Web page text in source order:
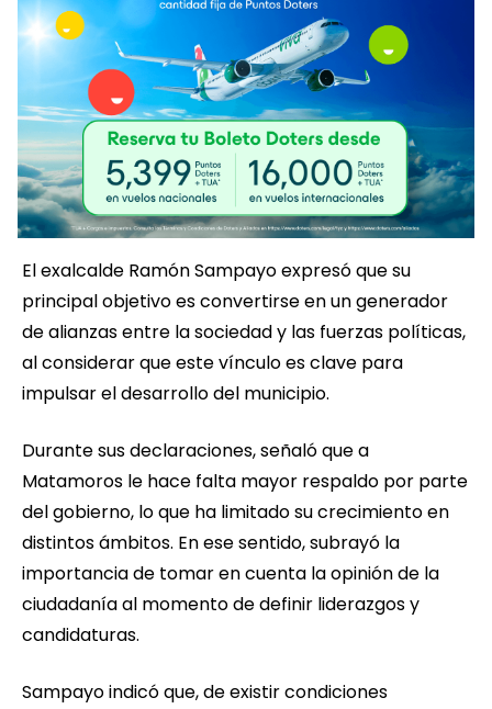
El exalcalde Ramón Sampayo expresó que su
principal objetivo es convertirse en un generador
de alianzas entre la sociedad y las fuerzas políticas,
al considerar que este vínculo es clave para
impulsar el desarrollo del municipio.
Durante sus declaraciones, señaló que a
Matamoros le hace falta mayor respaldo por parte
del gobierno, lo que ha limitado su crecimiento en
distintos ámbitos. En ese sentido, subrayó la
importancia de tomar en cuenta la opinión de la
ciudadanía al momento de definir liderazgos y
candidaturas.
Sampayo indicó que, de existir condiciones